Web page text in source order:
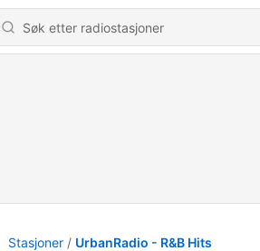
Stasjoner UrbanRadio - R&B Hits